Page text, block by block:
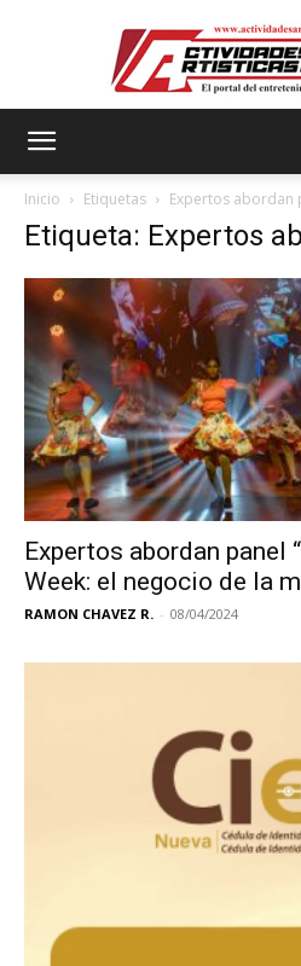
Inicio Etiquetas Expertos abordan
Etiqueta: Expertos
Expertos abordan panel
Week: el negocio de la
RAMON CHAVEZ R. - 08/04/2024